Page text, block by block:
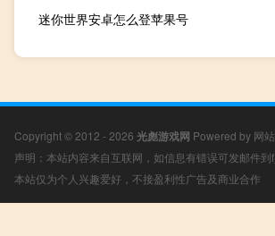
迷你世界安卓怎么登苹果号
Copyright © 2012 - 2026 光彪游戏网 Powered by 网
声明：本站内容来自互联网，如信息有错误可发邮件
本站仅为个人兴趣爱好，不接盈利性广告及商业合作